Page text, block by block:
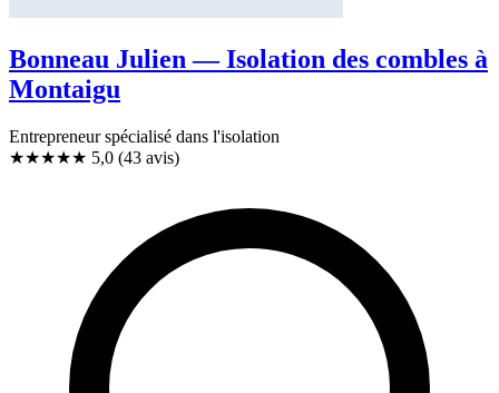
Bonneau Julien — Isolation des combles à
Montaigu
Entrepreneur spécialisé dans l'isolation
★★★★★ 5,0 (43 avis)